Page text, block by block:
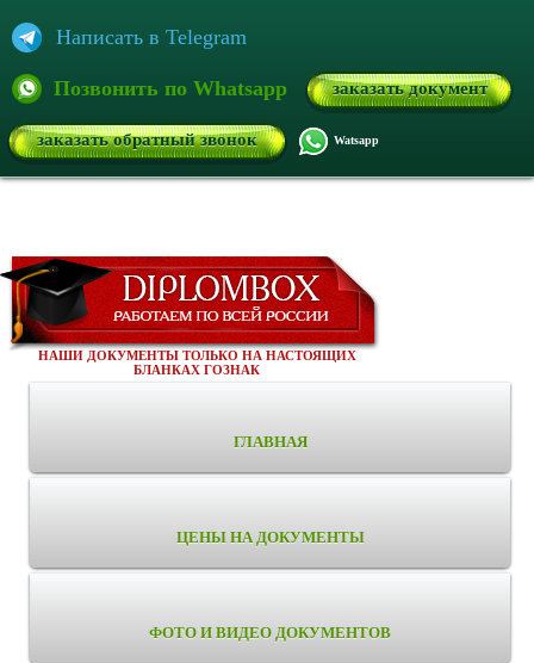
Написать в Telegram
Позвонить по Whatsapp заказать документ
заказать обратный звонок Watsapp
НАШИ ДОКУМЕНТЫ ТОЛЬКО НА НАСТОЯЩИХ
БЛАНКАХ ГОЗНАК
ГЛАВНАЯ
ЦЕНЫ НА ДОКУМЕНТЫ
ФОТО И ВИДЕО ДОКУМЕНТОВ